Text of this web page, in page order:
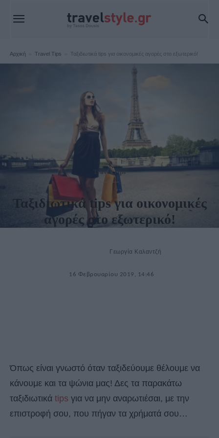
Αρχική Travel Tips Ταξιδιωτικά tips για οικονομικές αγορές στο εξωτερικό!
Travel Tips
Ταξιδιωτικά tips για οικονομικές
αγορές στο εξωτερικό!
Γεωργία Καλαντζή
16 Φεβρουαρίου 2019, 14:46
Όπως είναι γνωστό όταν ταξιδεύουμε θέλουμε να
κάνουμε και τα ψώνια μας! Δες τα παρακάτω
ταξιδιωτικά tips για να μην αναρωτιέσαι, με την
επιστροφή σου, που πήγαν τα χρήματά σου…